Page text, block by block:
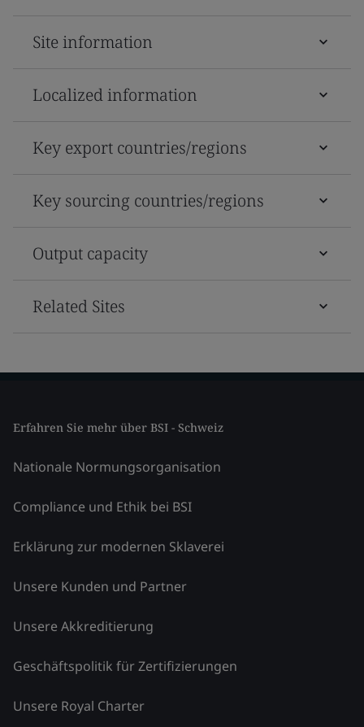
Site information
Localized information
Key export countries/regions
Key sourcing countries/regions
Output capacity
Related Sites
Erfahren Sie mehr über BSI - Schweiz
Nationale Normungsorganisation
Compliance und Ethik bei BSI
Erklärung zur modernen Sklaverei
Unsere Kunden und Partner
Unsere Akkreditierung
Geschäftspolitik für Zertifizierungen
Unsere Royal Charter